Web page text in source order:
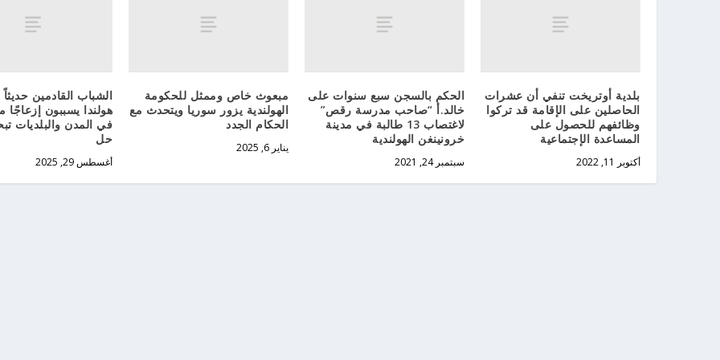
بلدية أوتريخت تنفي أن عشرات
الحاصلين على الإقامة قد تركوا
وظائفهم للحصول على
المساعدة الإجتماعية
أكتوبر 11, 2022
الحكم بالسجن سبع سنوات على
خالد.أ “صاحب مدرسة رقص”
لاغتصاب 13 طالبة في مدينة
خرونينغن الهولندية
سبتمبر 24, 2021
مبعوث خاص وممثل للحكومة
الهولندية يزور سوريا ويتحدث مع
الحكام الجدد
يناير 6, 2025
الشباب القادمين حديثاً
هولندا يسببون إزعاجًا
في المدن والبلديات
حل
أغسطس 29, 2025